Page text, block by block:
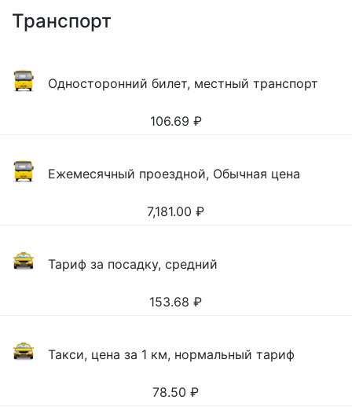
Транспорт
Односторонний билет, местный транспорт
106.69 ₽
Ежемесячный проездной, Обычная цена
7,181.00 ₽
Тариф за посадку, средний
153.68 ₽
Такси, цена за 1 км, нормальный тариф
78.50 ₽